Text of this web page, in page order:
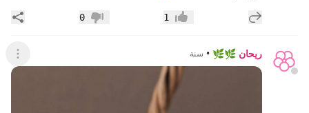
إضافة رد جديد إعجاب1 عدم إعجاب
0
ريحان 🌿🌿 • سنة عرض